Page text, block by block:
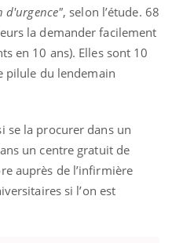
d'urgence", selon l’étude. 68
la demander facilement
en 10 ans). Elles sont 10
pilule du lendemain
se la procurer dans un
un centre gratuit de
auprès de l’infirmière
si l’on est